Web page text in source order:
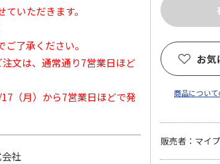
いただきます。
了承ください。
文は、通常通り7営業日ほど
（月）から7営業日ほどで発
社
お気
商品につい
販売者：マイ